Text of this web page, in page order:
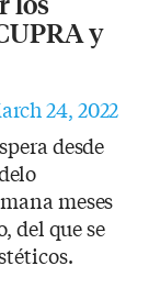
y
24, 2022
desde
meses
del que se